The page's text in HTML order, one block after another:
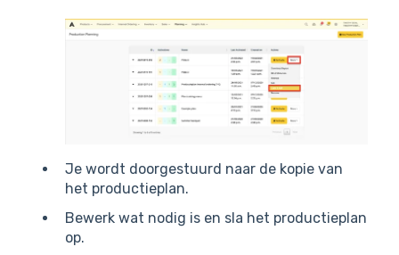
Je wordt doorgestuurd naar de kopie van
het productieplan.
Bewerk wat nodig is en sla het productieplan
op.